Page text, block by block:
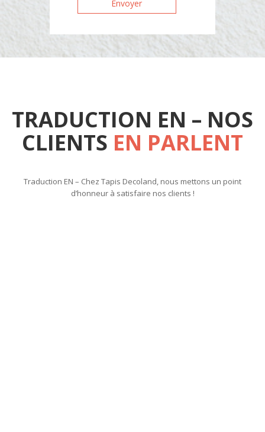
TRADUCTION EN – NOS
CLIENTS EN PARLENT
Traduction EN – Chez Tapis Decoland, nous mettons un point
d’honneur à satisfaire nos clients !